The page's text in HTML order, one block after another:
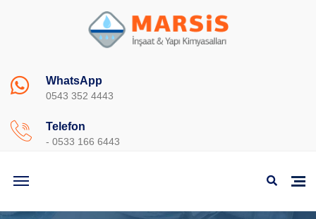
WhatsApp
0543 352 4443
Telefon
- 0533 166 6443